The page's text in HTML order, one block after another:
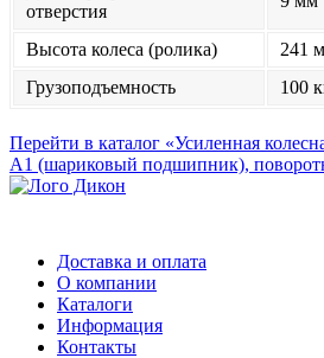
отверстия
Высота колеса (ролика)
241
Грузоподъемность
100
Перейти в каталог «Усиленная
А1 (шариковый подшипник),
Доставка и оплата
О компании
Каталоги
Информация
Контакты